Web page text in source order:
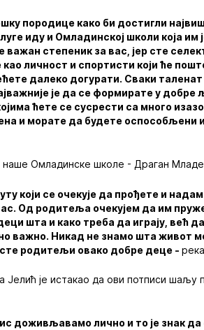
породице како би достигли
иду и Омладинској школи која им
важан степеник за вас, јер сте
личност и спортисти који ће
далеко догурати. Сваки
је да се формирате у
ћете се сусрести са много
и морате да будете оспособљени
Омладинске школе - Драган
који се очекује да прођете и
Од родитеља очекујем да им
шта и како треба да играју, већ да
важно. Никад не знамо шта живот
сте родитељи овако добре деце -
је истакао да ови потписи шаљу
доживљавамо лично и то је знак